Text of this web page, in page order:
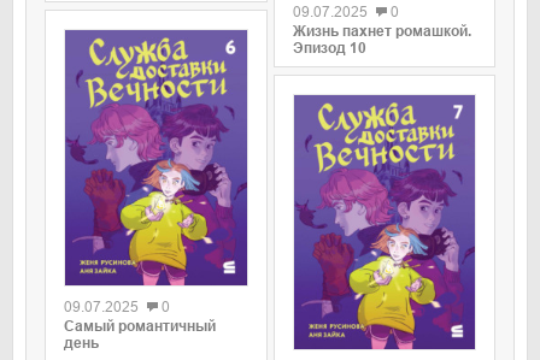
09.07.2025
0
Самый романтичный
день
09.07.2025
0
Жизнь пахнет ромашкой.
Эпизод 10